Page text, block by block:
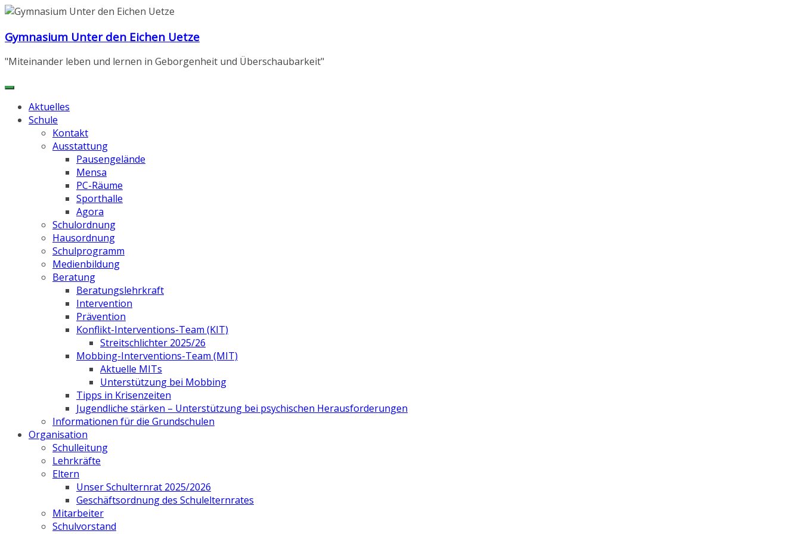
Zum
springen
Gymnasium Unter den Eichen Uetze
"Miteinander leben und lernen in Geborgenheit und Überschaubarkeit"
Aktuelles
Schule
Kontakt
Ausstattung
Pausengelände
Mensa
PC-Räume
Sporthalle
Agora
Schulordnung
Hausordnung
Schulprogramm
Medienbildung
Beratung
Beratungslehrkraft
Intervention
Prävention
Konflikt-Interventions-Team (KIT)
Streitschlichter 2025/26
Mobbing-Interventions-Team (MIT)
Aktuelle MITs
Unterstützung bei Mobbing
Tipps in Krisenzeiten
Jugendliche stärken – Unterstützung bei psychischen Herausforderungen
Informationen für die Grundschulen
Organisation
Schulleitung
Lehrkräfte
Eltern
Unser Schulternrat 2025/2026
Geschäftsordnung des Schulelternrates
Mitarbeiter
Schulvorstand